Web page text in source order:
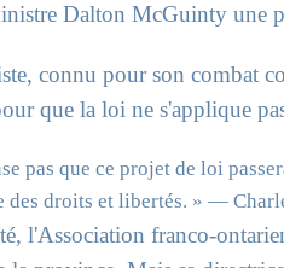
Dalton McGuinty une
connu pour son combat
que la loi ne s'applique
pas que ce projet de loi
des droits et libertés. »—
l'Association franco-